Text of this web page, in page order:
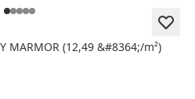
MARMOR (12,49 &#8364;/m²)